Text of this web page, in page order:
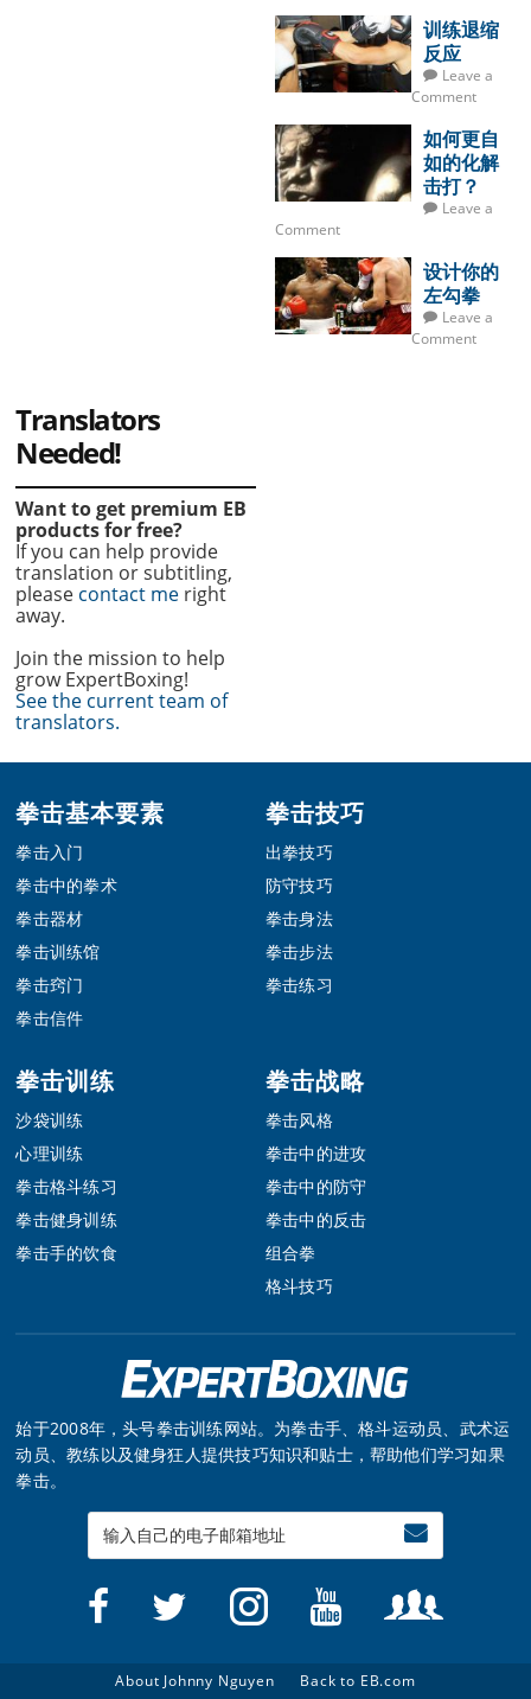
训练退缩
反应
Leave a
Comment
如何更自
如的化解
击打？
Leave a
Comment
设计你的
左勾拳
Leave a
Comment
Translators
Needed!
Want to get premium EB
products for free?
If you can help provide
translation or subtitling,
please contact me right
away.
Join the mission to help
grow ExpertBoxing!
See the current team of
translators.
Footer
拳击基本要素
拳击入门
拳击中的拳术
拳击器材
拳击训练馆
拳击窍门
拳击信件
拳击技巧
出拳技巧
防守技巧
拳击身法
拳击步法
拳击练习
拳击训练
沙袋训练
心理训练
拳击格斗练习
拳击健身训练
拳击手的饮食
拳击战略
拳击风格
拳击中的进攻
拳击中的防守
拳击中的反击
组合拳
格斗技巧
始于2008年，头号拳击训练网站。为拳击手、格斗运动员、武术运
动员、教练以及健身狂人提供技巧知识和贴士，帮助他们学习如果
拳击。
Enter
your
About Johnny Nguyen Back to EB.com